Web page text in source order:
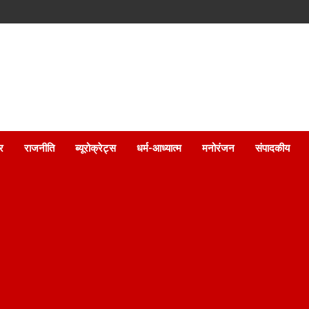
राजनीति ब्यूरोक्रेट्स धर्म-आध्यात्म मनोरंजन संपादकीय